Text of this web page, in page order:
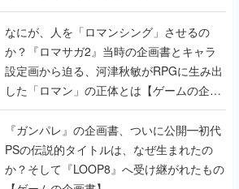
書】
なにが、人を「ロマンシング」させるの
か？『ロマサガ2』当時の企画書とキャラ
設定画から迫る、河津秋敏がRPGに生み出
した「ロマン」の正体とは【ゲームの企画
書】
『ガンパレ』の企画書、ついに公開━初代
PSの伝説的タイトルは、なぜ生まれたの
か？そして『LOOP8』へ受け継がれたもの